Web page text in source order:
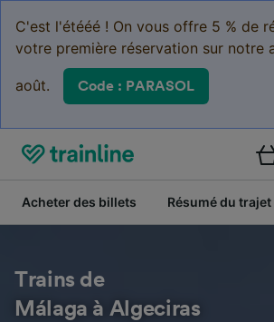
C'est l'étééé ! On vous offre 5 % de
votre première réservation sur notre
août. Code : PARASOL
Acheter des billets Résumé du trajet
Trains de
Málaga à Algeciras